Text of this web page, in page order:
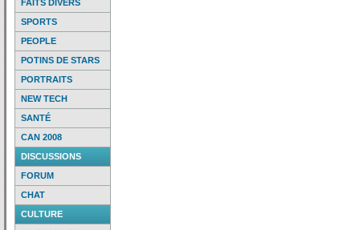
FAITS DIVERS
SPORTS
PEOPLE
POTINS DE STARS
PORTRAITS
NEW TECH
SANTÉ
CAN 2008
DISCUSSIONS
FORUM
CHAT
CULTURE